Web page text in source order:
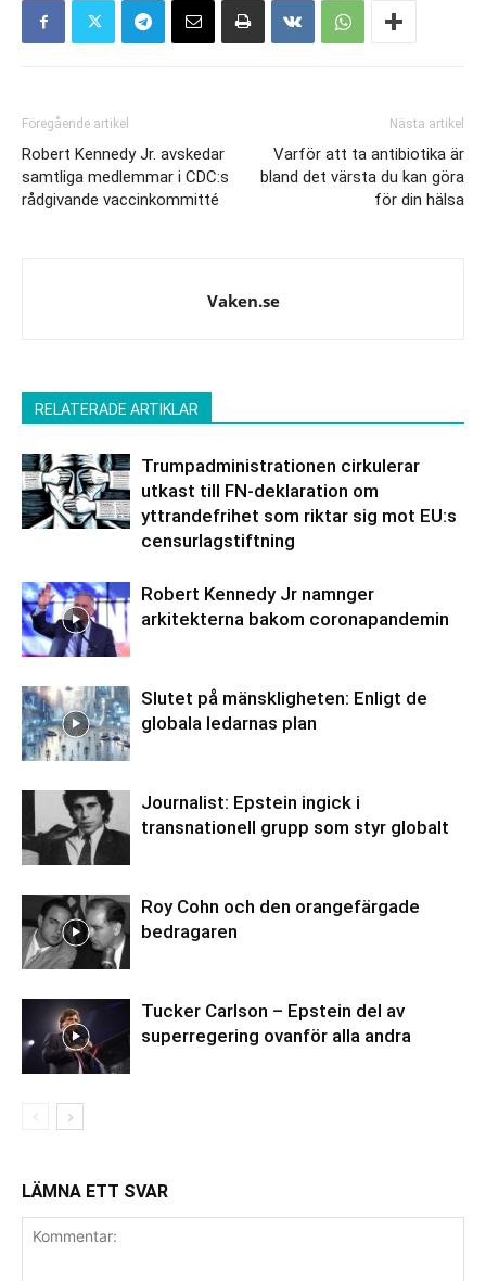
Föregående artikel
Robert Kennedy Jr. avskedar
samtliga medlemmar i CDC:s
rådgivande vaccinkommitté
Nästa artikel
Varför att ta antibiotika är
bland det värsta du kan göra
för din hälsa
Vaken.se
RELATERADE ARTIKLAR
Trumpadministrationen cirkulerar
utkast till FN-deklaration om
yttrandefrihet som riktar sig mot EU:s
censurlagstiftning
Robert Kennedy Jr namnger
arkitekterna bakom coronapandemin
Slutet på mänskligheten: Enligt de
globala ledarnas plan
Journalist: Epstein ingick i
transnationell grupp som styr globalt
Roy Cohn och den orangefärgade
bedragaren
Tucker Carlson – Epstein del av
superregering ovanför alla andra
LÄMNA ETT SVAR